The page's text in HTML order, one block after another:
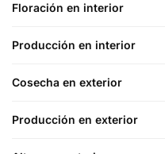
Floración en interior
Producción en interior
Cosecha en exterior
Producción en exterior